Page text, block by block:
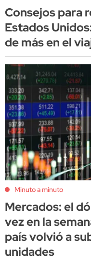
Consejos para
Estados
de más en el
Minuto a minuto
Mercados: el
vez en la
país volvió a
unidades